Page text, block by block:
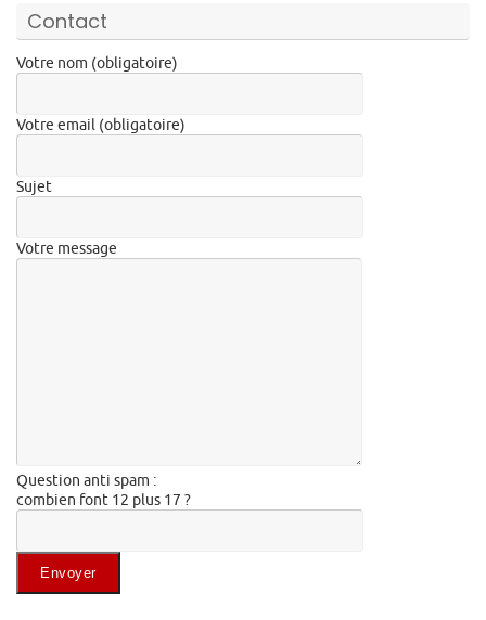
Contact
Votre nom (obligatoire)
Votre email (obligatoire)
Sujet
Votre message
Question anti spam :
combien font 12 plus 17 ?